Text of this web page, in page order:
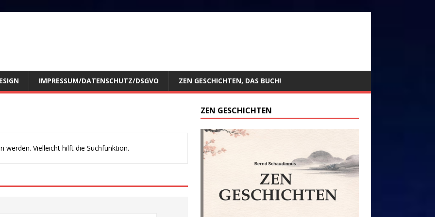
IMPRESSUM/DATENSCHUTZ/DSGVO ZEN GESCHICHTEN, DAS BUCH!
werden. Vielleicht hilft die Suchfunktion.
ZEN GESCHICHTEN